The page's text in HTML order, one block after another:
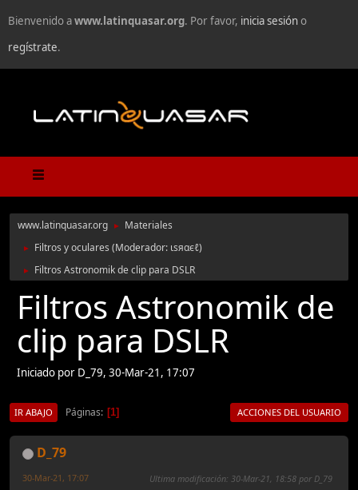
Bienvenido awww.latinquasar.org. Por favor, inicia sesióno
regístrate.
www.latinquasar.org ► Materiales
► Filtros y oculares (Moderador: ιѕяαєℓ)
► Filtros Astronomik de clip para DSLR
Filtros Astronomik de
clip para DSLR
Iniciado por D_79, 30-Mar-21, 17:07
IR ABAJO Páginas 1 ACCIONES DEL USUARIO
D_79
30-Mar-21, 17:07 Ultima modificación: 30-Mar-21, 18:58 por D_79